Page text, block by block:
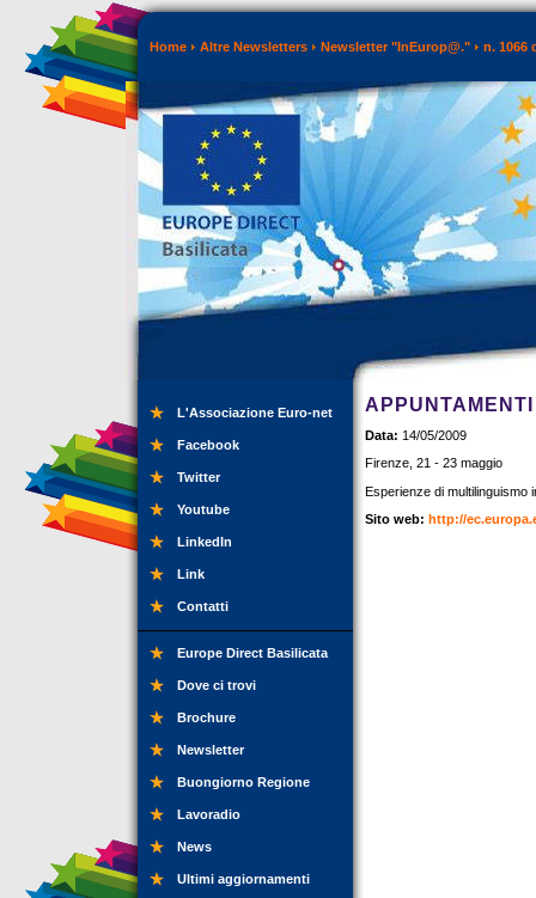
Home Altre Newsletters Newsletter "InEurop@." n. 1066
L'Associazione Euro-net
Facebook
Twitter
Youtube
LinkedIn
Link
Contatti
Europe Direct Basilicata
Dove ci trovi
Brochure
Newsletter
Buongiorno Regione
Lavoradio
News
Ultimi aggiornamenti
Data: 14/05/2009
Firenze, 21 - 23 maggio
Esperienze di multilinguismo
Sito web: http://